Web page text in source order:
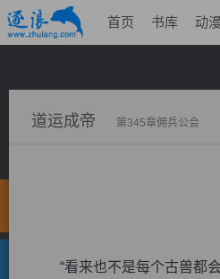
首页 书库 动漫
道运成帝 第345章佣兵公会
“看来也不是每个古兽都会